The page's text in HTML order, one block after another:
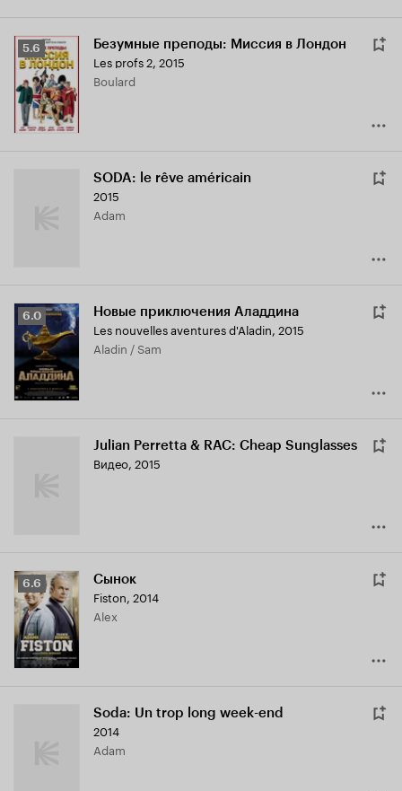
Рейтинг
Кинопоиска
5.6
5.6 Безумные преподы: Миссия в Лондон
Les profs 2, 2015
Boulard
SODA: le rêve américain
2015
Adam
Рейтинг
Кинопоиска
6.0
6.0 Новые приключения Аладдина
Les nouvelles aventures d'Aladin, 2015
Aladin / Sam
Julian Perretta & RAC: Cheap Sunglasses
Видео, 2015
Рейтинг
Кинопоиска
6.6
6.6 Сынок
Fiston, 2014
Alex
Soda: Un trop long week-end
2014
Adam